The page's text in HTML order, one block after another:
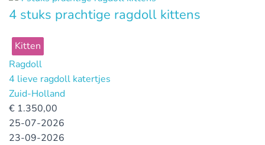
4 stuks prachtige ragdoll kittens
Kitten
Ragdoll
4 lieve ragdoll katertjes
Zuid-Holland
€ 1.350,00
25-07-2026
23-09-2026